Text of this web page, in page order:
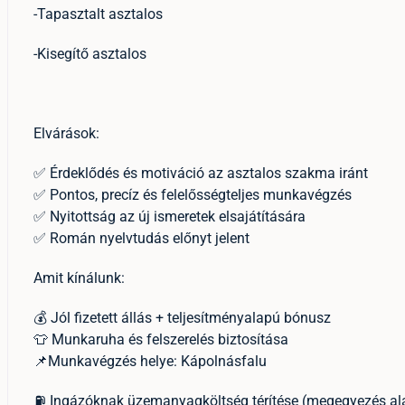
-Tapasztalt asztalos
-Kisegítő asztalos
Elvárások:
✅ Érdeklődés és motiváció az asztalos szakma iránt
✅ Pontos, precíz és felelősségteljes munkavégzés
✅ Nyitottság az új ismeretek elsajátítására
✅ Román nyelvtudás előnyt jelent
Amit kínálunk:
💰 Jól fizetett állás + teljesítményalapú bónusz
👕 Munkaruha és felszerelés biztosítása
📌Munkavégzés helye: Kápolnásfalu
⛽ Ingázóknak üzemanyagköltség térítése (megegyezés